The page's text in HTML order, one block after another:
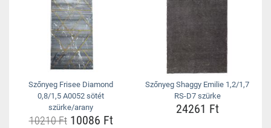
Szőnyeg Frisee Diamond
0,8/1,5 A0052 sötét
szürke/arany
10210 Ft10086 Ft
Szőnyeg Shaggy Emilie 1,2/1,7
RS-D7 szürke
24261 Ft